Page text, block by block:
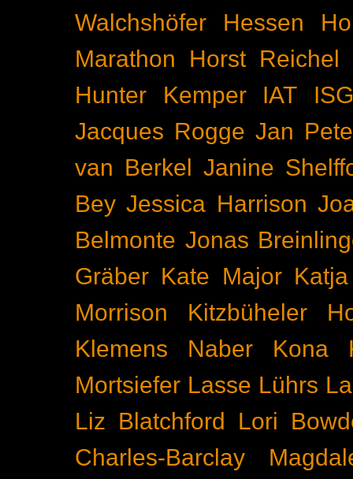
Walchshöfer
Hessen
Marathon
Horst Reichel
Hunter Kemper
IAT
Jacques Rogge Jan
van Berkel Janine
Bey Jessica Harrison
Belmonte Jonas
Gräber Kate Major
Morrison
Kitzbüheler
Klemens Naber
Kona
Mortsiefer Lasse Lührs
Liz Blatchford
Lori
Charles-Barclay